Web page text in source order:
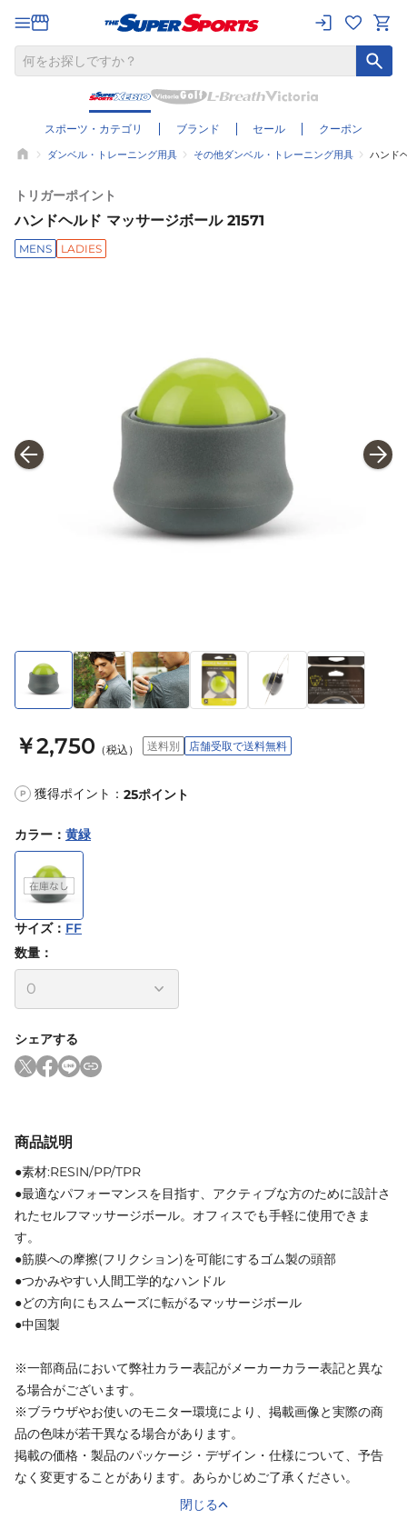
スポーツ・カテゴリ ブランド セール クーポン
ダンベル・トレーニング用具 その他ダンベル・トレーニング用具 ハンド
トリガーポイント
ハンドヘルド マッサージボール 21571
MENS LADIES
￥2,750 （税込） 送料別 店舗受取で送料無料
P 獲得ポイント： 25ポイント
カラー ： 黄緑
サイズ： FF
数量：
シェアする
商品説明
●素材:RESIN/PP/TPR
●最適なパフォーマンスを目指す、アクティブな方のために設計さ
れたセルフマッサージボール。オフィスでも手軽に使用できま
す。
●筋膜への摩擦(フリクション)を可能にするゴム製の頭部
●つかみやすい人間工学的なハンドル
●どの方向にもスムーズに転がるマッサージボール
●中国製
※一部商品において弊社カラー表記がメーカーカラー表記と異な
る場合がございます。
※ブラウザやお使いのモニター環境により、掲載画像と実際の商
品の色味が若干異なる場合があります。
掲載の価格・製品のパッケージ・デザイン・仕様について、予告
なく変更することがあります。あらかじめご了承ください。
閉じる